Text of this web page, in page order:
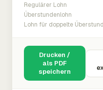
Regulärer Lohn
Überstundenlohn
Lohn für doppelte
Drucken /
als PDF
speichern